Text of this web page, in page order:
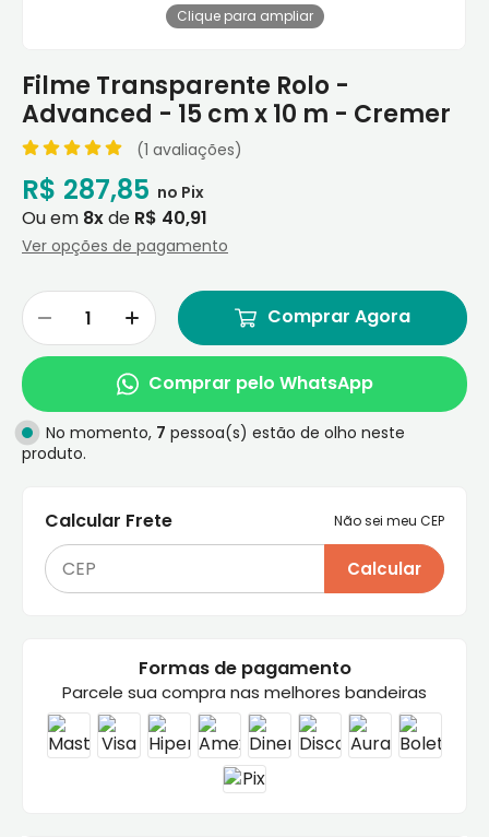
Clique para ampliar
Filme Transparente Rolo -
Advanced - 15 cm x 10 m - Cremer
(1 avaliações)
R$ 287,85
Ou em 8xde R$ 40,91
Ver opções de pagamento
Comprar Agora
Comprar pelo WhatsApp
No momento, 7 pessoa(s) estão de olho neste
produto.
Calcular Frete Não sei meu CEP
Calcular
Formas de pagamento
Parcele sua compra nas melhores bandeiras